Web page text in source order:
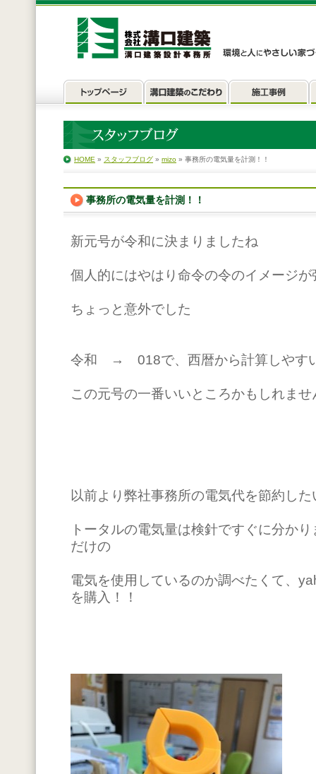
HOME » スタッフブログ » mizo » 事務所の電気量を計測！！
事務所の電気量を計測！！
新元号が令和に決まりましたね
個人的にはやはり命令の令のイメージが
ちょっと意外でした
令和 → 018で、西暦から計算しやす
この元号の一番いいところかもしれま
以前より弊社事務所の電気代を節約し
トータルの電気量は検針ですぐに分か
だけの
電気を使用しているのか調べたくて、
を購入！！